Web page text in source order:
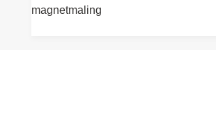
magnetmaling